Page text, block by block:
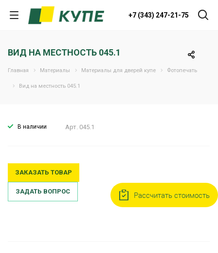
+7 (343) 247-21-75
ВИД НА МЕСТНОСТЬ 045.1
Главная Материалы Материалы для дверей купе Фотопечать
Вид на местность 045.1
В наличии Арт. 045.1
ЗАКАЗАТЬ ТОВАР
ЗАДАТЬ ВОПРОС Рассчитать стоимость